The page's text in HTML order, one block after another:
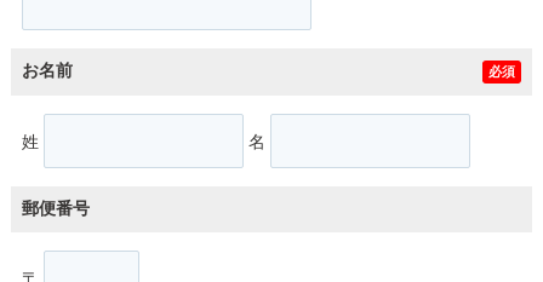
お名前 必須
姓 名
郵便番号
〒